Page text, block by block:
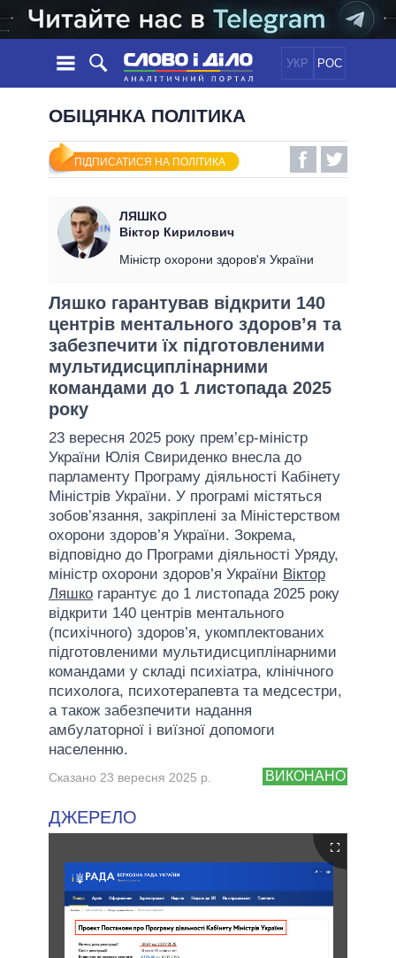
УКР РОС
НОВИНИ
СТРІЧКА
ПОДІЇ
СТАТТІ
ДУМКИ
ОГЛЯДИ
ПОЛІТИКА
ЕКОНОМІКА
СВІТ
ОБIЦЯНКИ
УСІ ПОЛІТИКИ
ПРЕЗИДЕНТ І ОФІС
КАБІНЕТ МІНІСТРІВ
ГОЛОВИ ОБЛАДМІНІСТРАЦІЙ
ВСІ ПЕРСОНИ
ІНФОГРАФІКА
ВІДЕО
ПІДТРИМАТИ
ПОРІВНЯННЯ ПОЛІТИКІВ
ОБІЦЯНКА ПОЛІТИКА
ПІДПИСАТИСЯ НА ПОЛІТИКА
ЛЯШКО
Віктор Кирилович
Міністр охорони здоров'я України
Ляшко гарантував відкрити 140
центрів ментального здоров’я та
забезпечити їх підготовленими
мультидисциплінарними
командами до 1 листопада 2025
року
23 вересня 2025 року прем’єр-міністр
України Юлія Свириденко внесла до
парламенту Програму діяльності Кабінету
Міністрів України. У програмі містяться
зобов’язання, закріплені за Міністерством
охорони здоров’я України. Зокрема,
відповідно до Програми діяльності Уряду,
міністр охорони здоров’я України Віктор
Ляшко гарантує до 1 листопада 2025 року
відкрити 140 центрів ментального
(психічного) здоров’я, укомплектованих
підготовленими мультидисциплінарними
командами у складі психіатра, клінічного
психолога, психотерапевта та медсестри,
а також забезпечити надання
амбулаторної і виїзної допомоги
населенню.
ВИКОНАНО
Сказано 23 вересня 2025 р.
ДЖЕРЕЛО